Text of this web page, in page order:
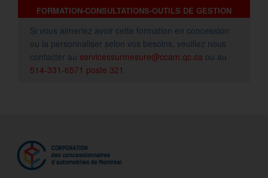
FORMATION-CONSULTATIONS-OUTILS DE GESTION
Si vous aimeriez avoir cette formation en concession
ou la personnaliser selon vos besoins, veuillez nous
contacter au servicessurmesure@ccam.qc.ca ou au
514-331-6571 poste 321 .